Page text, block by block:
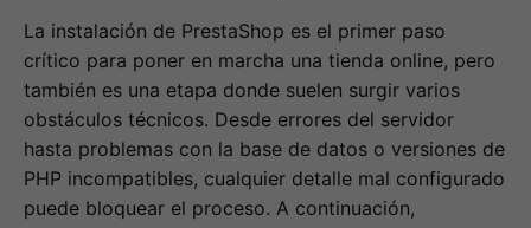
La instalación de PrestaShop es el primer paso
crítico para poner en marcha una tienda online, pero
también es una etapa donde suelen surgir varios
obstáculos técnicos. Desde errores del servidor
hasta problemas con la base de datos o versiones de
PHP incompatibles, cualquier detalle mal configurado
puede bloquear el proceso. A continuación,